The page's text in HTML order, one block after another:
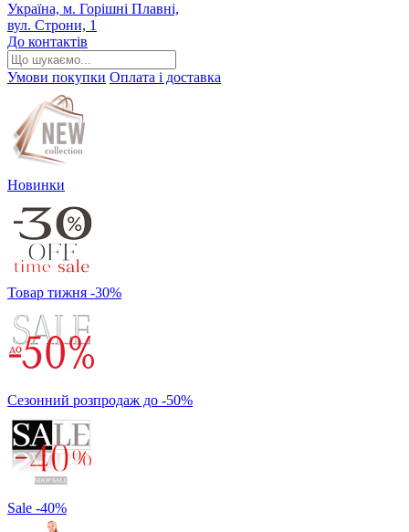
Україна, м. Горішні Плавні,
вул. Строни, 1
До контактів
Умови покупки Оплата і доставка
Новинки
Товар тижня -30%
Сезонний розпродаж до -50%
Sale -40%